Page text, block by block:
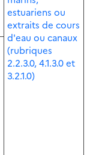
estuariens ou
extraits de cours
d'eau ou canaux
(rubriques
2.2.3.0, 4.1.3.0 et
3.2.1.0)